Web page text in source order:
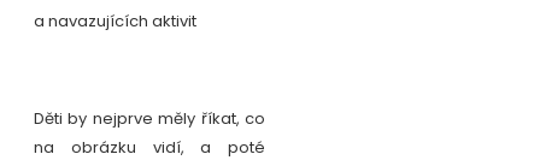
a navazujících aktivit
Děti by nejprve měly říkat, co
na obrázku vidí, a poté